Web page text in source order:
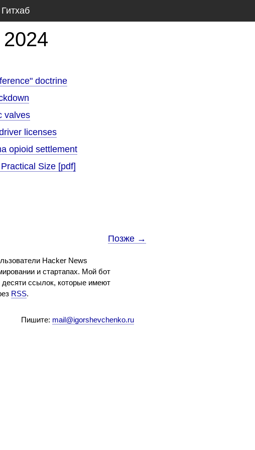
Гитхаб
doctrine
valves
licenses
opioid settlement
Size [pdf]
Позже →
Hacker News
и стартапах. Мой бот
десяти ссылок, которые имеют
RSS.
Пишите: mail@igorshevchenko.ru